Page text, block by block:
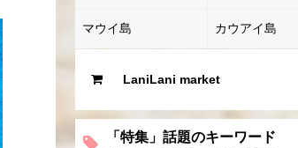
マウイ島 カウアイ島
LaniLani market
「特集」話題のキーワード